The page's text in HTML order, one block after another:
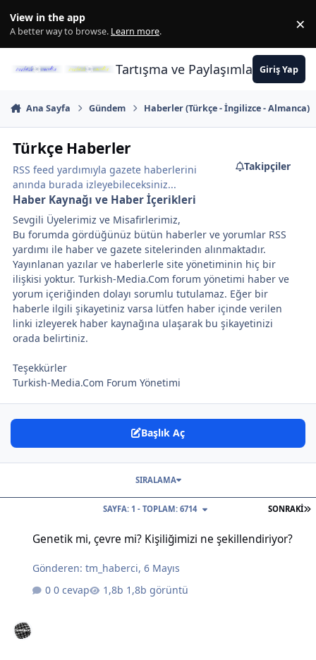
View in the app
A better way to browse. Learn more. ×
Tartışma ve PaylaşımlarınGiriş Yap
Ana Sayfa Gündem Haberler (Türkçe - İngilizce - Almanca)
Türkçe Haberler
RSS feed yardımıyla gazete haberlerini
anında burada izleyebileceksiniz...
Takipçiler
Haber Kaynağı ve Haber İçerikleri
Sevgili Üyelerimiz ve Misafirlerimiz,
Bu forumda gördüğünüz bütün haberler ve yorumlar RSS
yardımı ile haber ve gazete sitelerinden alınmaktadır.
Yayınlanan yazılar ve haberlerle site yönetiminin hiç bir
ilişkisi yoktur. Turkish-Media.Com forum yönetimi haber ve
yorum içeriğinden dolayı sorumlu tutulamaz. Eğer bir
haberle ilgili şikayetiniz varsa lütfen haber içinde verilen
linki izleyerek haber kaynağına ulaşarak bu şikayetinizi
orada belirtiniz.
Teşekkürler
Turkish-Media.Com Forum Yönetimi
Başlık Aç
SONRAKI
SAYFA: 1 - TOPLAM: 6714
SIRALAMA
Genetik mi, çevre mi? Kişiliğimizi ne şekillendiriyor?
Gönderen:tm_haberci,6 Mayıs
0 cevap
1,8b görüntü